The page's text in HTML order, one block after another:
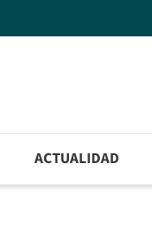
ACTUALIDAD